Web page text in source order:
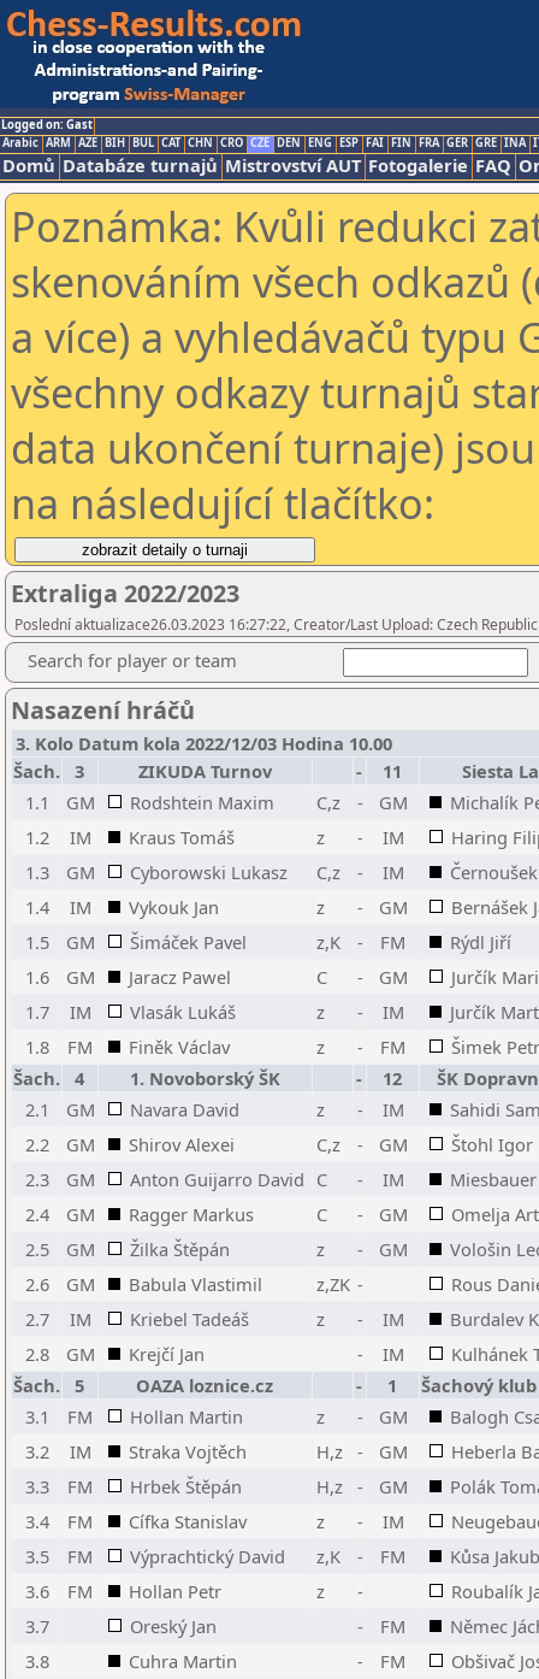
Logged on: Gast
Arabic ARM AZE BIH BUL CAT CHN CRO CZE DEN ENG ESP FAI FIN FRA GER GRE INA
Domů Databáze turnajů Mistrovství AUT Fotogalerie FAQ
Poznámka: Kvůli redukci
skenováním všech odkazů
a více) a vyhledávačů typu
všechny odkazy turnajů
data ukončení turnaje)
na následující tlačítko:
Extraliga 2022/2023
Poslední aktualizace26.03.2023 16:27:22, Creator/Last Upload: Czech
Search for player or team
Nasazení hráčů
3. Kolo Datum kola 2022/12/03 Hodina 10.00
Šach.
3 ZIKUDA Turnov - 11
Siesta
1.1
GM Rodshtein Maxim C,z - GM
Michalík
1.2
IM Kraus Tomáš z - IM
Haring
1.3
GM Cyborowski Lukasz C,z - IM
1.4
IM Vykouk Jan z - GM
Bernášek
1.5
GM Šimáček Pavel z,K - FM
Rýdl Jiří
1.6
GM Jaracz Pawel C - GM
Jurčík
1.7
IM Vlasák Lukáš z - IM
Jurčík
1.8
FM Finěk Václav z - FM
Šimek Petr
Šach.
4 1. Novoborský ŠK - 12
ŠK
2.1
GM Navara David z - IM
Sahidi
2.2
GM Shirov Alexei C,z - GM
Štohl Igor
2.3
GM Anton Guijarro David C - IM
Miesbauer
2.4
GM Ragger Markus C - GM
Omelja
2.5
GM Žilka Štěpán z - GM
Vološin
2.6
GM Babula Vlastimil z,ZK -
Rous
2.7
IM Kriebel Tadeáš z - IM
Burdalev
2.8
GM Krejčí Jan - IM
Kulhánek
Šach.
5 OAZA loznice.cz - 1
Šachový
3.1
FM Hollan Martin z - GM
Balogh
3.2
IM Straka Vojtěch H,z - GM
Heberla
3.3
FM Hrbek Štěpán H,z - GM
Polák
3.4
FM Cífka Stanislav z - IM
3.5
FM Výprachtický David z,K - FM
Kůsa Jakub
3.6
FM Hollan Petr z -
Roubalík
3.7
Oreský Jan - FM
Němec
3.8
Cuhra Martin - FM
Obšivač